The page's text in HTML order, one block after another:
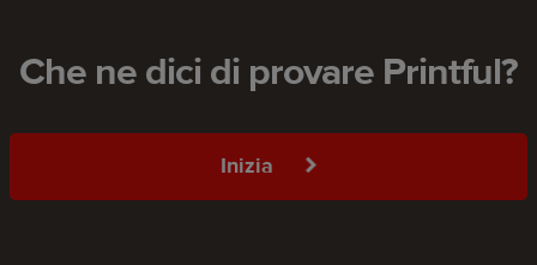
Che ne dici di provare Printful?
Inizia